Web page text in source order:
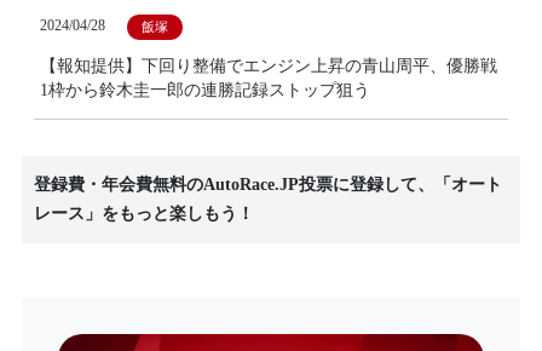
2024/04/28 飯塚
【報知提供】下回り整備でエンジン上昇の青山周平、優勝戦
1枠から鈴木圭一郎の連勝記録ストップ狙う
登録費・年会費無料のAutoRace.JP投票に登録して、「オート
レース」をもっと楽しもう！